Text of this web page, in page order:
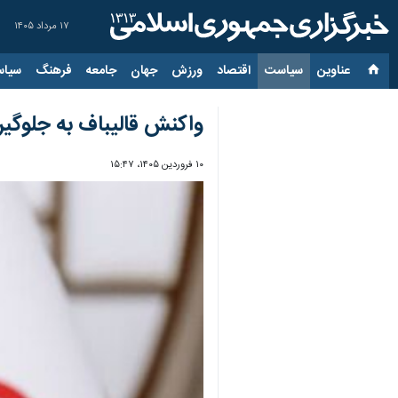
۱۷ مرداد ۱۴۰۵
عناوین‌ سیاست اقتصاد ورزش جهان جامعه فرهنگ
واکنش قالیباف به
۱۰ فروردین ۱۴۰۵، ۱۵:۴۷